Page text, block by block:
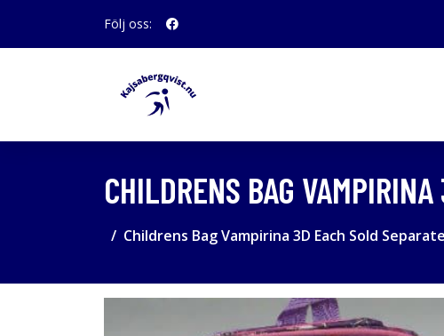
Följ oss:
CHILDRENS BAG
Childrens Bag Vampirina 3D Each Sold